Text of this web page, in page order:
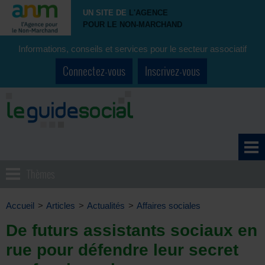
UN SITE DE L'AGENCE
POUR LE NON-MARCHAND
Informations, conseils et services pour le secteur associatif
Connectez-vous Inscrivez-vous
Accueil > Articles > Actualités > Affaires sociales
De futurs assistants sociaux en
rue pour défendre leur secret